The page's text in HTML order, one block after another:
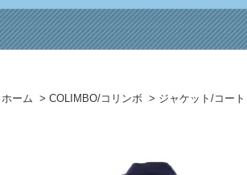
ホーム > COLIMBO/コリンボ > ジャケット/コート